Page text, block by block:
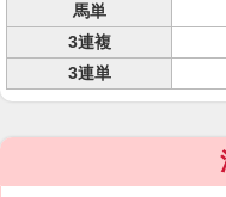
馬単
3連複
3連単